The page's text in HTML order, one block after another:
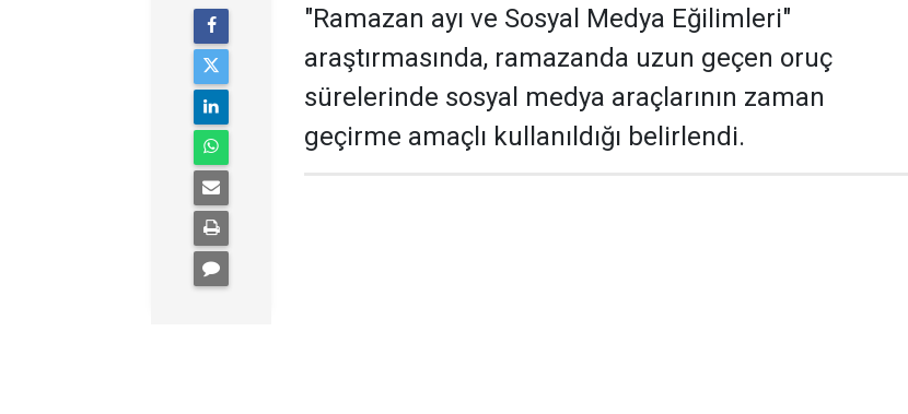
"Ramazan ayı ve Sosyal Medya Eğilimleri"
araştırmasında, ramazanda uzun geçen oruç
sürelerinde sosyal medya araçlarının zaman
geçirme amaçlı kullanıldığı belirlendi.